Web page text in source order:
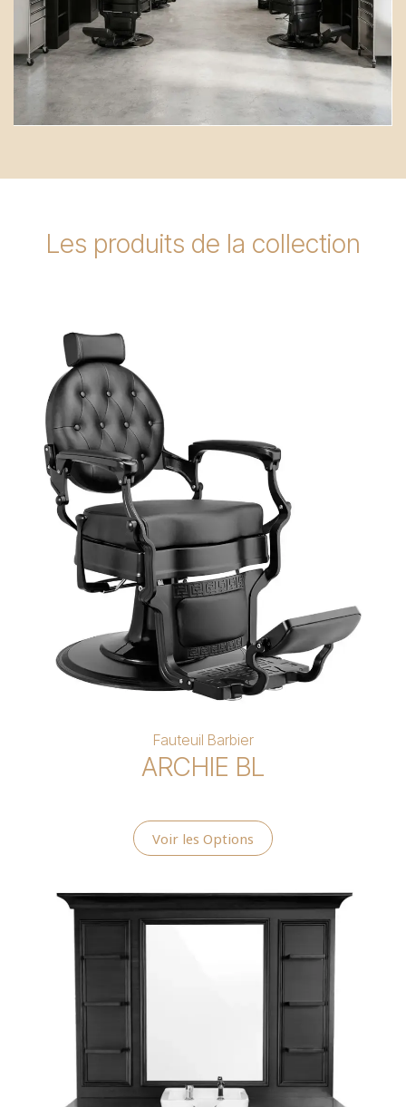
Les produits de la collection
Fauteuil Barbier
ARCHIE BL
Voir les Options